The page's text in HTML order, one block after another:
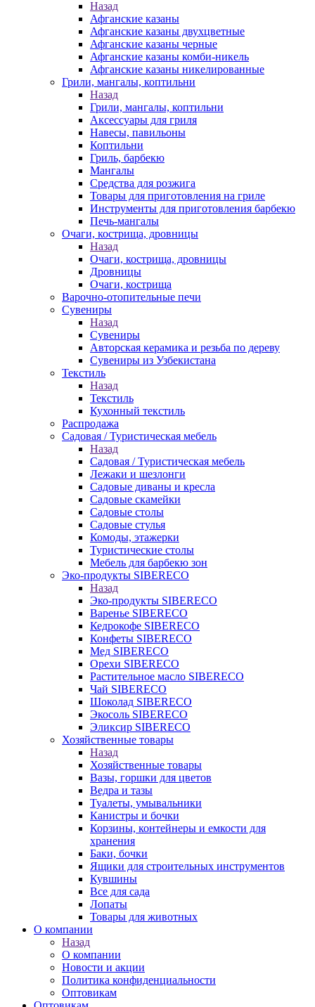
Назад
Афганские казаны
Афганские казаны двухцветные
Афганские казаны черные
Афганские казаны комби-никель
Афганские казаны никелированные
Грили, мангалы, коптильни
Назад
Грили, мангалы, коптильни
Аксессуары для гриля
Навесы, павильоны
Коптильни
Гриль, барбекю
Мангалы
Средства для розжига
Товары для приготовления на гриле
Инструменты для приготовления барбекю
Печь-мангалы
Очаги, кострища, дровницы
Назад
Очаги, кострища, дровницы
Дровницы
Очаги, кострища
Варочно-отопительные печи
Сувениры
Назад
Сувениры
Авторская керамика и резьба по дереву
Сувениры из Узбекистана
Текстиль
Назад
Текстиль
Кухонный текстиль
Распродажа
Садовая / Туристическая мебель
Назад
Садовая / Туристическая мебель
Лежаки и шезлонги
Садовые диваны и кресла
Садовые скамейки
Садовые столы
Садовые стулья
Комоды, этажерки
Туристические столы
Мебель для барбекю зон
Эко-продукты SIBERECO
Назад
Эко-продукты SIBERECO
Варенье SIBERECO
Кедрокофе SIBERECO
Конфеты SIBERECO
Мед SIBERECO
Орехи SIBERECO
Растительное масло SIBERECO
Чай SIBERECO
Шоколад SIBERECO
Экосоль SIBERECO
Эликсир SIBERECO
Хозяйственные товары
Назад
Хозяйственные товары
Вазы, горшки для цветов
Ведра и тазы
Туалеты, умывальники
Канистры и бочки
Корзины, контейнеры и емкости для
хранения
Баки, бочки
Ящики для строительных инструментов
Кувшины
Все для сада
Лопаты
Товары для животных
О компании
Назад
О компании
Новости и акции
Политика конфиденциальности
Оптовикам